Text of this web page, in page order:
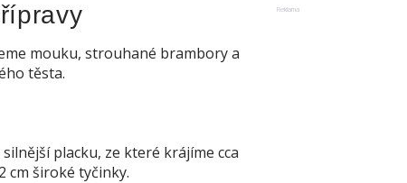
Reklama
mouku, strouhané brambory a
těsta.
placku, ze které krájíme cca
cm široké tyčinky.